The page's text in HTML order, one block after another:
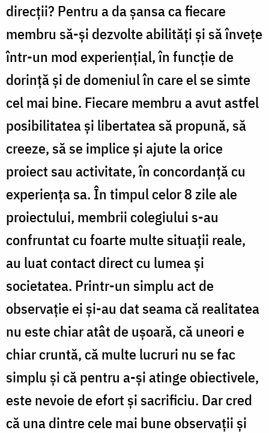
direcţii? Pentru a da şansa ca fiecare
membru să-şi dezvolte abilităţi şi să înveţe
într-un mod experienţial, în funcţie de
dorinţă şi de domeniul în care el se simte
cel mai bine. Fiecare membru a avut astfel
posibilitatea şi libertatea să propună, să
creeze, să se implice şi ajute la orice
proiect sau activitate, în concordanţă cu
experienţa sa. În timpul celor 8 zile ale
proiectului, membrii colegiului s-au
confruntat cu foarte multe situaţii reale,
au luat contact direct cu lumea şi
societatea. Printr-un simplu act de
observaţie ei şi-au dat seama că realitatea
nu este chiar atât de uşoară, că uneori e
chiar cruntă, că multe lucruri nu se fac
simplu şi că pentru a-şi atinge obiectivele,
este nevoie de efort şi sacrificiu. Dar cred
că una dintre cele mai bune observaţii şi